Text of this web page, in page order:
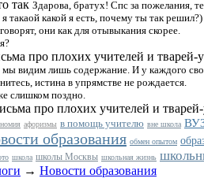
так Здарова, братух! Спс за пожелания,
какой я есть, почему ты так решил?)
они как для отывыкания скорее.
про плохих учителей и тварей-
видим лишь содержание. И у каждого
истина в упрямстве не рождается.
слишком поздно.
про плохих учителей и
афоризмы в помощь учителю вне школа
образования обмен опытом
школа школы Москвы школьная жизнь
→ Новости образования